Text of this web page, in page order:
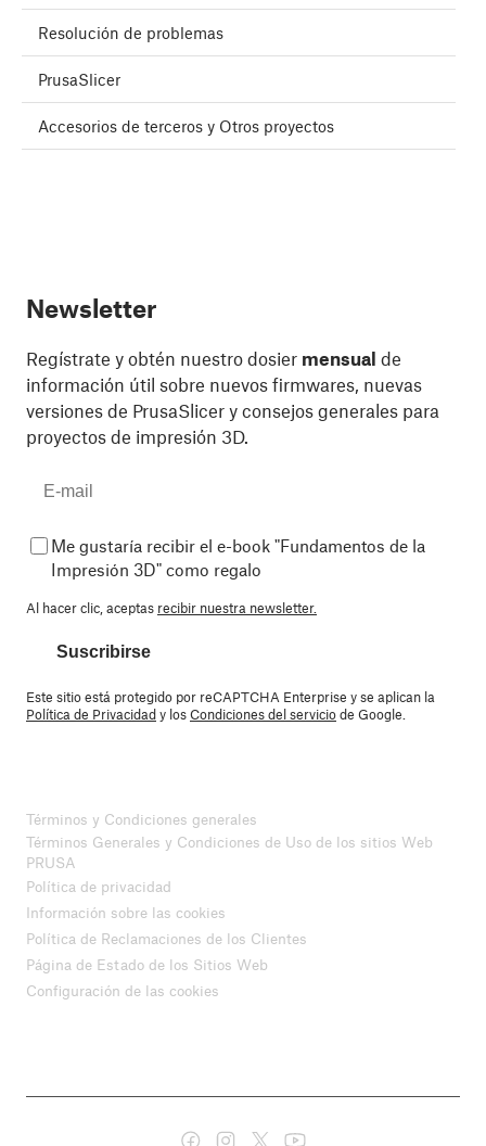
Resolución de problemas
PrusaSlicer
Accesorios de terceros y Otros proyectos
Newsletter
Regístrate y obtén nuestro dosier mensual de
información útil sobre nuevos firmwares, nuevas
versiones de PrusaSlicer y consejos generales para
proyectos de impresión 3D.
Me gustaría recibir el e-book "Fundamentos de la
Impresión 3D" como regalo
Al hacer clic, aceptas recibir nuestra newsletter.
Suscribirse
Este sitio está protegido por reCAPTCHA Enterprise y se aplican la
Política de Privacidady losCondiciones del serviciode Google.
Términos y Condiciones generales
Términos Generales y Condiciones de Uso de los sitios Web
PRUSA
Política de privacidad
Información sobre las cookies
Política de Reclamaciones de los Clientes
Página de Estado de los Sitios Web
Configuración de las cookies